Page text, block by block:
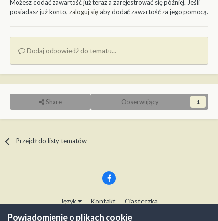
Możesz dodać zawartość już teraz a zarejestrować się później. Jeśli
posiadasz już konto, zaloguj sięaby dodać zawartość za jego pomocą.
Dodaj odpowiedź do tematu...
Share Obserwujący 1
Przejdź do listy tematów
Język Kontakt Ciasteczka
Copyright © Modelwork.pl
Powiadomienie o plikach cookie